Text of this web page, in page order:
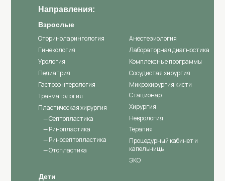
Направления:
Взрослые
Оториноларингология
Гинекология
Урология
Педиатрия
Дети
Гастроэнтерология
Травматология
Анестезиология
— Септопластика
— Ринопластика
— Риносептопластика
— Отопластика
Пластическая хирургия
Лабораторная диагностика
Стационар
Терапия
Комплексные программы
Хирургия
Процедурный кабинет и
капельницы
ЭКО
Сосудистая хирургия
Неврология
Микрохирургия кисти